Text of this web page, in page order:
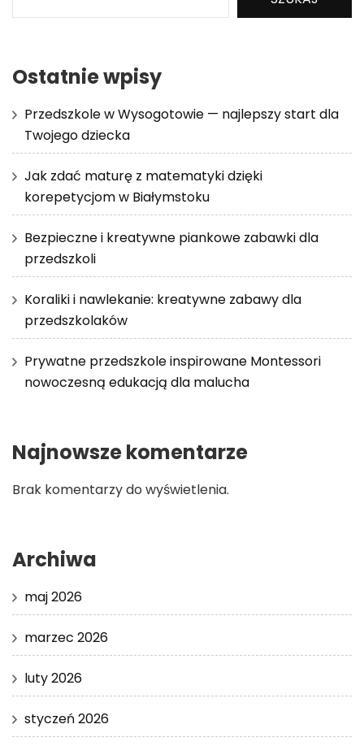
Ostatnie wpisy
Przedszkole w Wysogotowie — najlepszy start dla
Twojego dziecka
Jak zdać maturę z matematyki dzięki
korepetycjom w Białymstoku
Bezpieczne i kreatywne piankowe zabawki dla
przedszkoli
Koraliki i nawlekanie: kreatywne zabawy dla
przedszkolaków
Prywatne przedszkole inspirowane Montessori
nowoczesną edukacją dla malucha
Najnowsze komentarze
Brak komentarzy do wyświetlenia.
Archiwa
maj 2026
marzec 2026
luty 2026
styczeń 2026